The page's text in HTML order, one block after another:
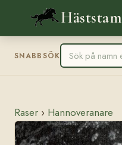
Häststam
SNABBSÖK
Raser › Hannoveranare